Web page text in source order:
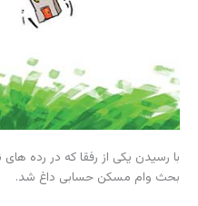
با رسیدن یکی از رفقا که در رده
بحث وام مسکن حسابی داغ شد.